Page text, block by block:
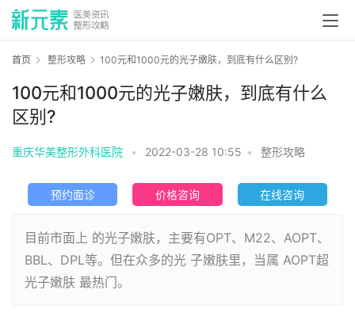
首页 整形攻略 100元和1000元的光子嫩肤，到底有什么区别?
100元和1000元的光子嫩肤，到底有什么
区别?
重庆华美整形外科医院 • 2022-03-28 10:55 • 整形攻略
预约面诊 价格咨询 在线咨询
目前市面上 的光子嫩肤，主要有OPT、M22、AOPT、
BBL、DPL等。但在众多的光 子嫩肤里，当属 AOPT超
光子嫩肤 最热门。